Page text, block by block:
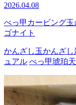
2026.04.08
べっ甲カービング
ゴナイト
かんざし玉かんざし
ュアル べっ甲琥珀